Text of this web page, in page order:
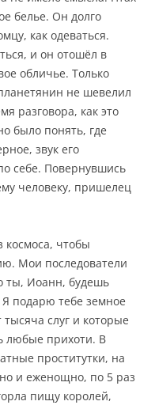
белье. Он долго
как одеваться.
и он отошёл в
обличье. Только
не шевелил
разговора, как это
было понять, где
звук его
себе. Повернувшись
человеку, пришелец
чтобы
Мои последователи
ты, Иоанн, будешь
подарю тебе земное
тысяча слуг и которые
любые прихоти. В
проститутки, на
и еженощно, по 5 раз
пищу королей,